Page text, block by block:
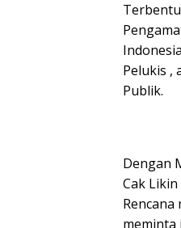
Pelukis ,
Publik.
Dengan
Cak
meminta